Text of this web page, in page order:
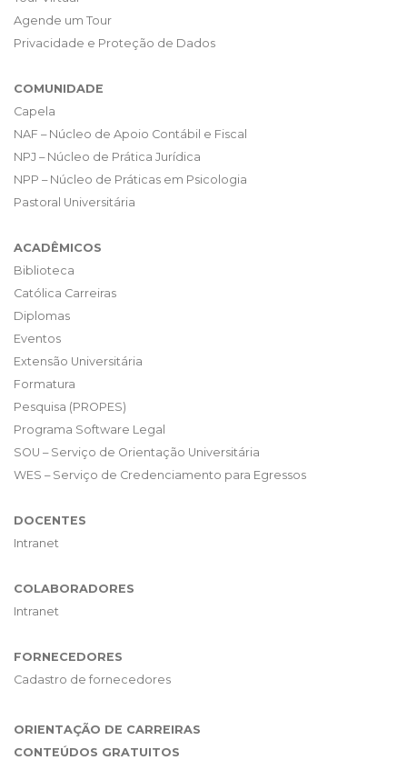
Agende um Tour
Privacidade e Proteção de Dados
COMUNIDADE
Capela
NAF – Núcleo de Apoio Contábil e Fiscal
NPJ – Núcleo de Prática Jurídica
NPP – Núcleo de Práticas em Psicologia
Pastoral Universitária
ACADÊMICOS
Biblioteca
Católica Carreiras
Diplomas
Eventos
Extensão Universitária
Formatura
Pesquisa (PROPES)
Programa Software Legal
SOU – Serviço de Orientação Universitária
WES – Serviço de Credenciamento para Egressos
DOCENTES
Intranet
COLABORADORES
Intranet
FORNECEDORES
Cadastro de fornecedores
ORIENTAÇÃO DE CARREIRAS
CONTEÚDOS GRATUITOS